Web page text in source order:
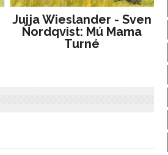
Jujja Wieslander - Sven
Nordqvist: Mú Mama
Turné